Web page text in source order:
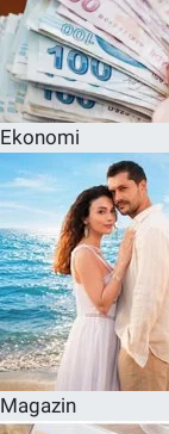
Ekonomi
Magazin